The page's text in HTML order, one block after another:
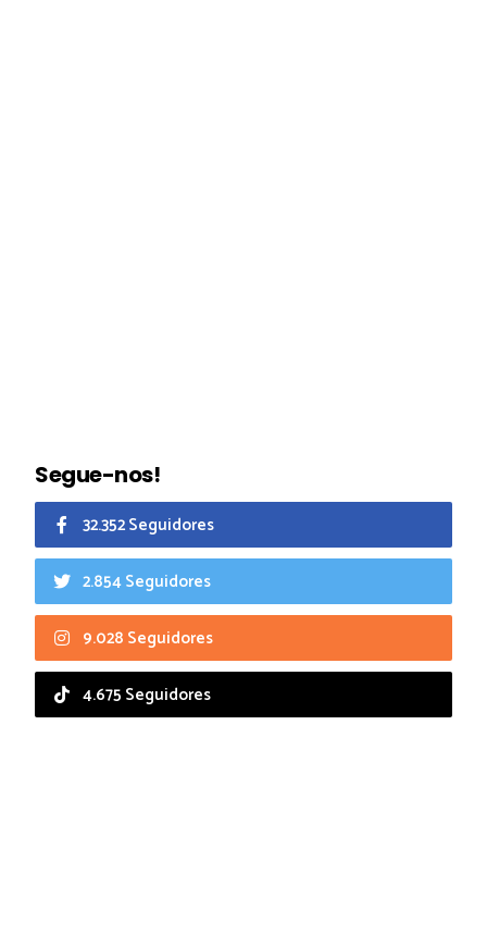
Segue-nos!
32.352 Seguidores
2.854 Seguidores
9.028 Seguidores
4.675 Seguidores